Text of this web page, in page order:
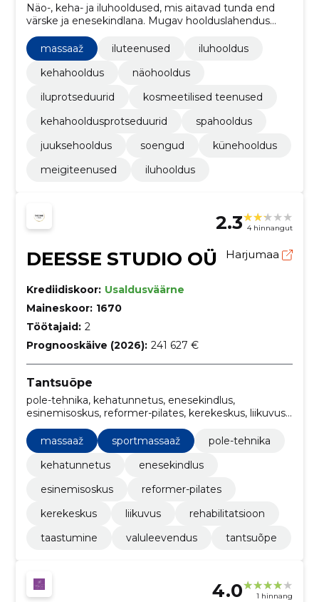
Näo-, keha- ja iluhooldused, mis aitavad tunda end
värske ja enesekindlana. Mugav hoolduslahendus
igapäevaseks heaoluks.
massaaž
iluteenused
iluhooldus
kehahooldus
näohooldus
iluprotseduurid
kosmeetilised teenused
kehahooldusprotseduurid
spahooldus
juuksehooldus
soengud
künehooldus
meigiteenused
iluhooldus
2.3 4 hinnangut
DEESSE STUDIO OÜ Harjumaa
Krediidiskoor: Usaldusväärne
Maineskoor: 1670
Töötajaid: 2
Prognooskäive (2026): 241 627 €
Tantsuõpe
pole-tehnika, kehatunnetus, enesekindlus,
esinemisoskus, reformer-pilates, kerekeskus, liikuvus,
rehabilitatsioon, massaaž, taastumine
massaaž
sportmassaaž
pole-tehnika
kehatunnetus
enesekindlus
esinemisoskus
reformer-pilates
kerekeskus
liikuvus
rehabilitatsioon
taastumine
valuleevendus tantsuõpe
4.0 1 hinnang